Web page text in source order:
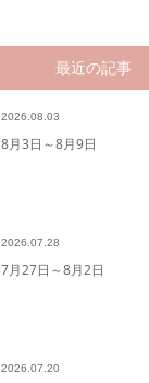
最近の記事
2026.08.03
8月3日～8月9日
2026.07.28
7月27日～8月2日
2026.07.20